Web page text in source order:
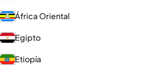
África Oriental
Egipto
Etiopía